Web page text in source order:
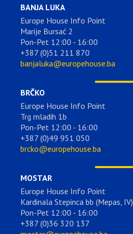
BANJA LUKA
Europe House Info Point
Marije Bursać 2
Pon-Pet 12:00 - 16:00
+387 (0)51 211 870
banjaluka@europehouse.ba
BRČKO
Europe House Info Point
Trg mladih 1b
Pon-Pet 12:00 - 16:00
+387 (0)49 951 050
brcko@europehouse.ba
MOSTAR
Europe House Info Point
Kardinala Stepinca bb (Mepas, IV)
Pon-Pet 12:00 - 16:00
+387 (0)36 320 137